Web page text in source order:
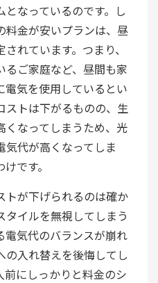
なっているのです。し
料金が安いプランは、昼
れています。つまり、
ご家庭など、昼間も家
電気を使用しているとい
ストは下がるものの、生
くなってしまうため、光
気代が高くなってしま
です。
トが下げられるのは確か
イルを無視してしまう
電気代のバランスが崩れ
の入れ替えを後悔してし
前にしっかりと料金のシ